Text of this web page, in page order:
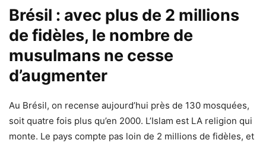
Brésil : avec plus de 2 millions
de fidèles, le nombre de
musulmans ne cesse
d’augmenter
Au Brésil, on recense aujourd’hui près de 130 mosquées,
soit quatre fois plus qu’en 2000. L’Islam est LA religion qui
monte. Le pays compte pas loin de 2 millions de fidèles, et